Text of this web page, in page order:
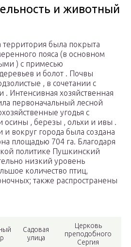
и животный
территория была покрыта
пояса (в основном
) с примесью
и болот . Почвы
, в сочетании с
Интенсивная хозяйственная
первоначальный лесной
угодья с
, березы , ольхи и ивы .
и вокруг города была создана
площадью 704 га. Благодаря
политике Пушкинский
низкий уровень
количество птиц,
также распространены
Садовая
улица
Церковь
преподобного
Сергия